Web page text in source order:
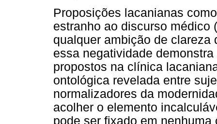
Proposições lacanianas
estranho ao discurso médico
qualquer ambição de
essa negatividade
propostos na clínica
ontológica revelada entre
normalizadores da
acolher o elemento
pode ser fixado em